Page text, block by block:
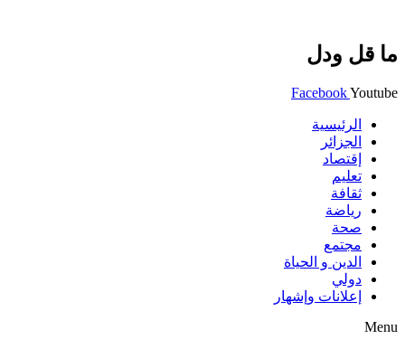
ما قل ودل
FacebookYoutube
الرئيسية
الجزائر
إقتصاد
تعليم
ثقافة
رياضة
صحة
مجتمع
الدين و الحياة
دولي
إعلانات وإشهار
Menu